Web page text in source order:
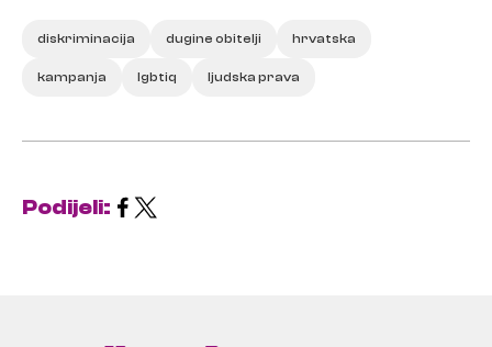
diskriminacija dugine obitelji hrvatska
kampanja lgbtiq ljudska prava
Podijeli: